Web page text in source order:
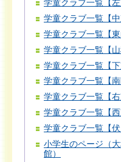
学童クラブ一覧【左
学童クラブ一覧【中
学童クラブ一覧【東
学童クラブ一覧【山
学童クラブ一覧【下
学童クラブ一覧【南
学童クラブ一覧【右
学童クラブ一覧【西
学童クラブ一覧【伏
小学生のページ（
館）